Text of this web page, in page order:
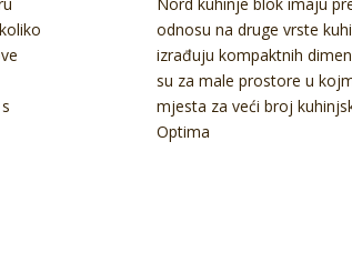
odnosu na druge vrste
izrađuju kompaktnih
su za male prostore u
mjesta za veći broj
Optima